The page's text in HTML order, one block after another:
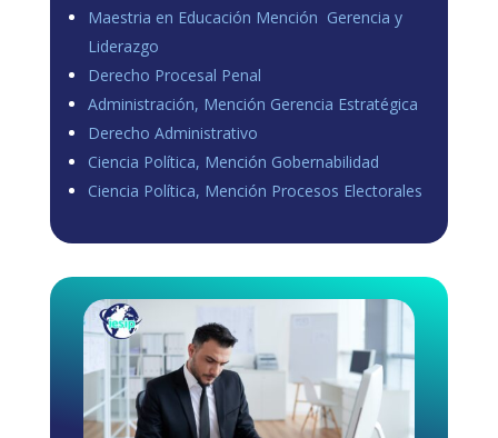
Maestria en Educación Mención Gerencia y
Liderazgo
Derecho Procesal Penal
Administración, Mención Gerencia Estratégica
Derecho Administrativo
Ciencia Política, Mención Gobernabilidad
Ciencia Política, Mención Procesos Electorales